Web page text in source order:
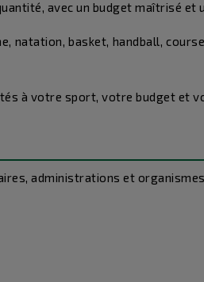
avec un budget maîtrisé et
natation, basket, handball,
à votre sport, votre budget et
administrations et